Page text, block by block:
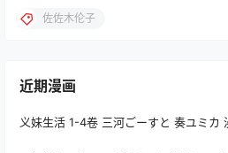
佐佐木伦子
近期漫画
义妹生活 1-4卷 三河ごーすと 奏ユミカ